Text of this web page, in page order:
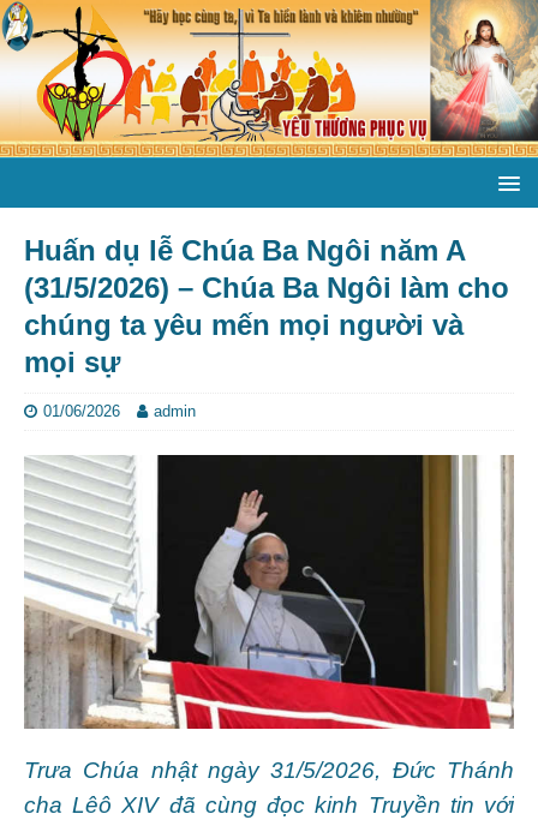
Huấn dụ lễ Chúa Ba Ngôi năm A
(31/5/2026) – Chúa Ba Ngôi làm cho
chúng ta yêu mến mọi người và
mọi sự
01/06/2026 admin
Trưa Chúa nhật ngày 31/5/2026, Đức Thánh
cha Lêô XIV đã cùng đọc kinh Truyền tin với